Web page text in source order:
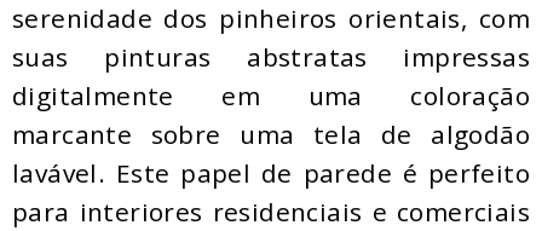
serenidade dos pinheiros orientais, com
suas pinturas abstratas impressas
digitalmente em uma coloração
marcante sobre uma tela de algodão
lavável. Este papel de parede é perfeito
para interiores residenciais e comerciais